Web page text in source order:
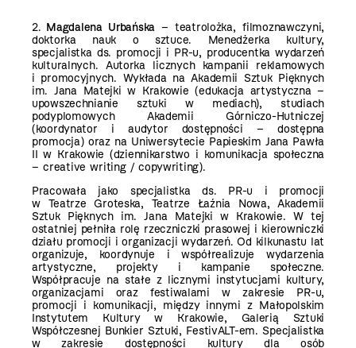
2. Magdalena Urbańska – teatrolożka, filmoznawczyni,
doktorka nauk o sztuce. Menedżerka kultury,
specjalistka ds. promocji i PR-u, producentka wydarzeń
kulturalnych. Autorka licznych kampanii reklamowych
i promocyjnych. Wykłada na Akademii Sztuk Pięknych
im. Jana Matejki w Krakowie (edukacja artystyczna –
upowszechnianie sztuki w mediach), studiach
podyplomowych Akademii Górniczo-Hutniczej
(koordynator i audytor dostępności – dostępna
promocja) oraz na Uniwersytecie Papieskim Jana Pawła
II w Krakowie (dziennikarstwo i komunikacja społeczna
– creative writing / copywriting).
Pracowała jako specjalistka ds. PR-u i promocji
w Teatrze Groteska, Teatrze Łaźnia Nowa, Akademii
Sztuk Pięknych im. Jana Matejki w Krakowie. W tej
ostatniej pełniła rolę rzeczniczki prasowej i kierowniczki
działu promocji i organizacji wydarzeń. Od kilkunastu lat
organizuje, koordynuje i współrealizuje wydarzenia
artystyczne, projekty i kampanie społeczne.
Współpracuje na stałe z licznymi instytucjami kultury,
organizacjami oraz festiwalami w zakresie PR-u,
promocji i komunikacji, między innymi z Małopolskim
Instytutem Kultury w Krakowie, Galerią Sztuki
Współczesnej Bunkier Sztuki, FestivALT-em. Specjalistka
w zakresie dostępności kultury dla osób